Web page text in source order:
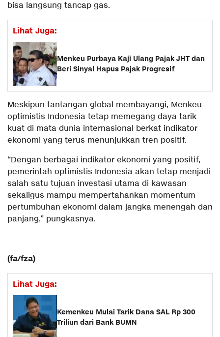
bisa langsung tancap gas.
Lihat Juga:
Menkeu Purbaya Kaji Ulang Pajak JHT dan
Beri Sinyal Hapus Pajak Progresif
Meskipun tantangan global membayangi, Menkeu
optimistis Indonesia tetap memegang daya tarik
kuat di mata dunia internasional berkat indikator
ekonomi yang terus menunjukkan tren positif.
“Dengan berbagai indikator ekonomi yang positif,
pemerintah optimistis Indonesia akan tetap menjadi
salah satu tujuan investasi utama di kawasan
sekaligus mampu mempertahankan momentum
pertumbuhan ekonomi dalam jangka menengah dan
panjang,” pungkasnya.
(fa/fza)
Lihat Juga:
Kemenkeu Mulai Tarik Dana SAL Rp 300
Triliun dari Bank BUMN